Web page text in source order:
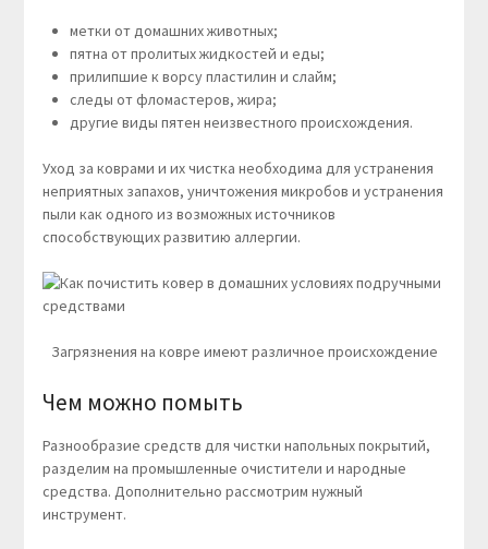
метки от домашних животных;
пятна от пролитых жидкостей и еды;
прилипшие к ворсу пластилин и слайм;
следы от фломастеров, жира;
другие виды пятен неизвестного происхождения.
Уход за коврами и их чистка необходима для устранения
неприятных запахов, уничтожения микробов и устранения
пыли как одного из возможных источников
способствующих развитию аллергии.
Загрязнения на ковре имеют различное происхождение
Чем можно помыть
Разнообразие средств для чистки напольных покрытий,
разделим на промышленные очистители и народные
средства. Дополнительно рассмотрим нужный
инструмент.